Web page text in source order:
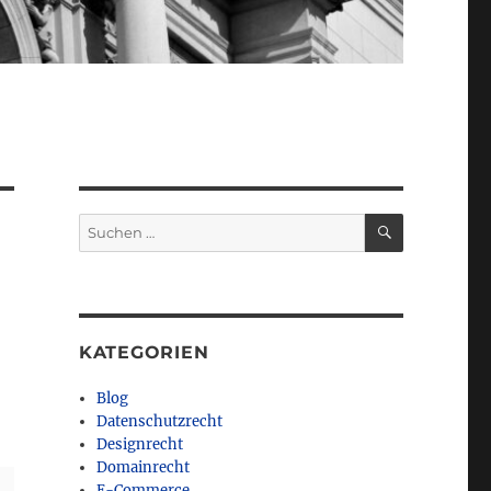
Suchen
nach:
SUCHEN
KATEGORIEN
Blog
Datenschutzrecht
Designrecht
Domainrecht